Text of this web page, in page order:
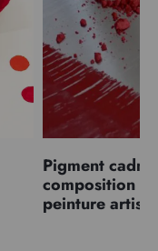
Pigment
composition
peinture